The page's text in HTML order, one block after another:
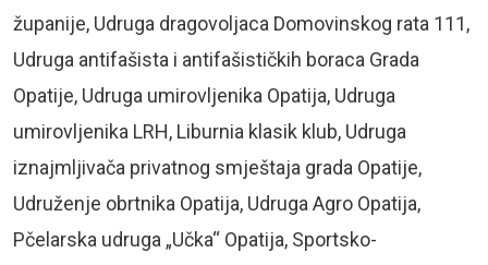
županije, Udruga dragovoljaca Domovinskog rata 111,
Udruga antifašista i antifašističkih boraca Grada
Opatije, Udruga umirovljenika Opatija, Udruga
umirovljenika LRH, Liburnia klasik klub, Udruga
iznajmljivača privatnog smještaja grada Opatije,
Udruženje obrtnika Opatija, Udruga Agro Opatija,
Pčelarska udruga „Učka“ Opatija, Sportsko-